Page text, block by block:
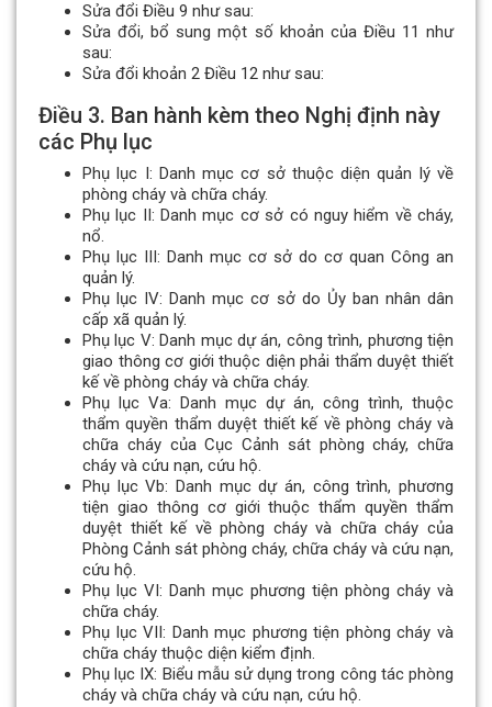
Sửa đổi Điều 9 như sau:
Sửa đổi, bổ sung một số khoản của Điều 11 như
sau:
Sửa đổi khoản 2 Điều 12 như sau:
Điều 3. Ban hành kèm theo Nghị định này
các Phụ lục
Phụ lục I: Danh mục cơ sở thuộc diện quản lý về
phòng cháy và chữa cháy.
Phụ lục II: Danh mục cơ sở có nguy hiểm về cháy,
nổ.
Phụ lục III: Danh mục cơ sở do cơ quan Công an
quản lý.
Phụ lục IV: Danh mục cơ sở do Ủy ban nhân dân
cấp xã quản lý.
Phụ lục V: Danh mục dự án, công trình, phương tiện
giao thông cơ giới thuộc diện phải thẩm duyệt thiết
kế về phòng cháy và chữa cháy.
Phụ lục Va: Danh mục dự án, công trình, thuộc
thẩm quyền thẩm duyệt thiết kế về phòng cháy và
chữa cháy của Cục Cảnh sát phòng cháy, chữa
cháy và cứu nạn, cứu hộ.
Phụ lục Vb: Danh mục dự án, công trình, phương
tiện giao thông cơ giới thuộc thẩm quyền thẩm
duyệt thiết kế về phòng cháy và chữa cháy của
Phòng Cảnh sát phòng cháy, chữa cháy và cứu nạn,
cứu hộ.
Phụ lục VI: Danh mục phương tiện phòng cháy và
chữa cháy.
Phụ lục VII: Danh mục phương tiện phòng cháy và
chữa cháy thuộc diện kiểm định.
Phụ lục IX: Biểu mẫu sử dụng trong công tác phòng
cháy và chữa cháy và cứu nạn, cứu hộ.